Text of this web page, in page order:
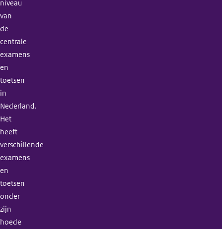
niveau
van
de
centrale
examens
en
toetsen
in
Nederland.
Het
heeft
verschillende
examens
en
toetsen
onder
zijn
hoede